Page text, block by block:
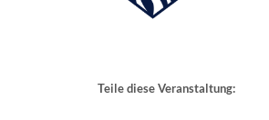
Teile diese Veranstaltung: